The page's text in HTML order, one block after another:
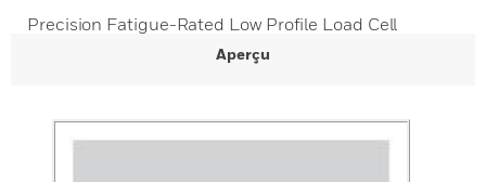
Precision Fatigue-Rated Low Profile Load Cell
Aperçu